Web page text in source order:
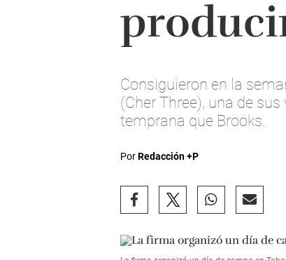
Consiguieron en la
(Cher Three), una de
temprana que Brooks.
PorRedacción +P